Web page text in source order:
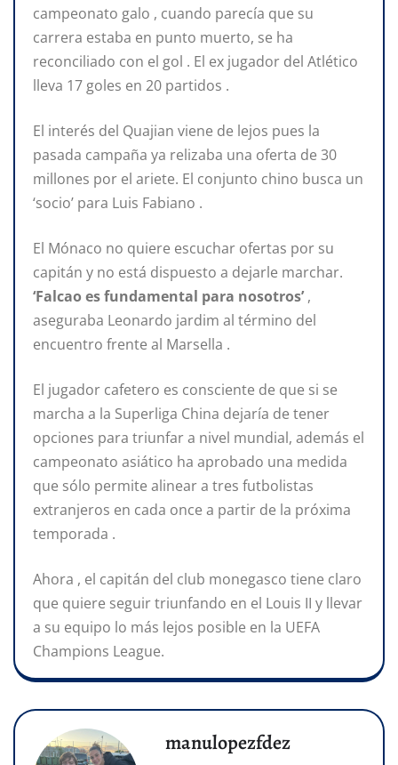
campeonato galo , cuando parecía que su
carrera estaba en punto muerto, se ha
reconciliado con el gol . El ex jugador del Atlético
lleva 17 goles en 20 partidos .
El interés del Quajian viene de lejos pues la
pasada campaña ya relizaba una oferta de 30
millones por el ariete. El conjunto chino busca un
‘socio’ para Luis Fabiano .
El Mónaco no quiere escuchar ofertas por su
capitán y no está dispuesto a dejarle marchar.
‘Falcao es fundamental para nosotros’,
aseguraba Leonardo jardim al término del
encuentro frente al Marsella .
El jugador cafetero es consciente de que si se
marcha a la Superliga China dejaría de tener
opciones para triunfar a nivel mundial, además el
campeonato asiático ha aprobado una medida
que sólo permite alinear a tres futbolistas
extranjeros en cada once a partir de la próxima
temporada .
Ahora , el capitán del club monegasco tiene claro
que quiere seguir triunfando en el Louis II y llevar
a su equipo lo más lejos posible en la UEFA
Champions League.
manulopezfdez